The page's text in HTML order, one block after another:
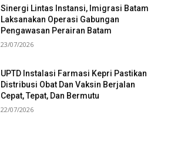
Sinergi Lintas Instansi, Imigrasi Batam
Laksanakan Operasi Gabungan
Pengawasan Perairan Batam
23/07/2026
UPTD Instalasi Farmasi Kepri Pastikan
Distribusi Obat Dan Vaksin Berjalan
Cepat, Tepat, Dan Bermutu
22/07/2026